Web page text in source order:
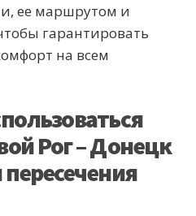
ее маршрутом и
гарантировать
на всем
Рог – Донецк